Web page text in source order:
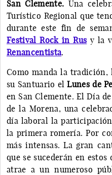
San Clemente. Una
Turístico Regional que
durante este fin de
Festival Rock in Rus y la
Renancentista.
Como manda la
su Santuario elLunes de
en San Clemente. El Día
de la Morena, una
día laboral la
la primera romería. Por
más intensas. La gran
que se sucederán en
atrae a un numeroso